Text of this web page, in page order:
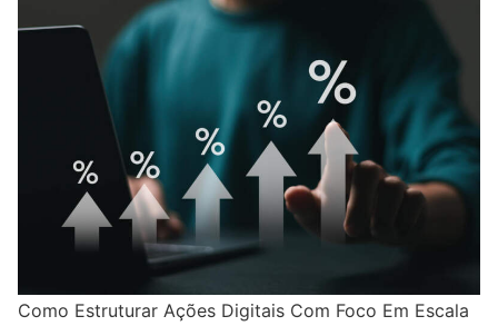
Como Estruturar Ações Digitais Com Foco Em Escala